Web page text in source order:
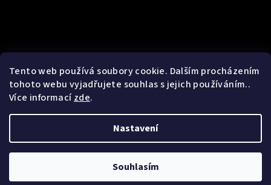
Tento web používá soubory cookie. Dalším procházením
tohoto webu vyjadřujete souhlas s jejich používáním..
Více informacízde.
Nastavení
Souhlasím
Vytvořil Shoptet